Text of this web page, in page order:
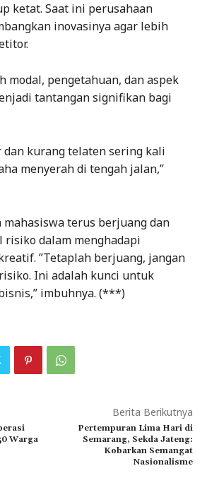
ketat. Saat ini perusahaan
inovasinya agar lebih
modal, pengetahuan, dan aspek
tantangan signifikan bagi
dan kurang telaten sering kali
menyerah di tengah jalan,”
terus berjuang dan
risiko dalam menghadapi
”Tetaplah berjuang, jangan
Ini adalah kunci untuk
imbuhnya. (***)
Warga
Berita Berikutnya
Pertempuran Lima Hari di
Semarang, Sekda Jateng:
Kobarkan Semangat
Nasionalisme